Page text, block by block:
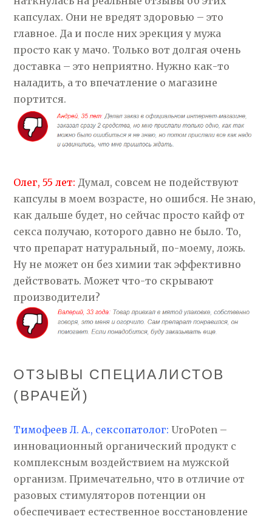
капсулах. Они не вредят здоровью – это
главное. Да и после них эрекция у мужа
просто как у мачо. Только вот долгая очень
доставка – это неприятно. Нужно как-то
наладить, а то впечатление о магазине
портится.
Олег, 55 лет: Думал, совсем не подействуют
капсулы в моем возрасте, но ошибся. Не знаю,
как дальше будет, но сейчас просто кайф от
секса получаю, которого давно не было. То,
что препарат натуральный, по-моему, ложь.
Ну не может он без химии так эффективно
действовать. Может что-то скрывают
производители?
ОТЗЫВЫ СПЕЦИАЛИСТОВ
(ВРАЧЕЙ)
Тимофеев Л. А., сексопатолог: UroPoten –
инновационный органический продукт с
комплексным воздействием на мужской
организм. Примечательно, что в отличие от
разовых стимуляторов потенции он
обеспечивает естественное восстановление